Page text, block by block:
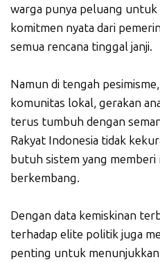
warga punya peluang untuk
komitmen nyata dari
semua rencana tinggal janji.
Namun di tengah
komunitas lokal, gerakan
terus tumbuh dengan
Rakyat Indonesia tidak
butuh sistem yang
berkembang.
Dengan data kemiskinan
terhadap elite politik juga
penting untuk